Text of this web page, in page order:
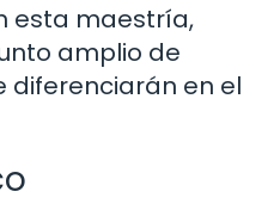
esta maestría,
amplio de
diferenciarán en el